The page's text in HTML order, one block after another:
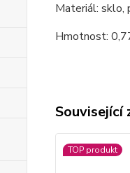
Materiál: sklo,
Hmotnost:
Související
TOP produkt